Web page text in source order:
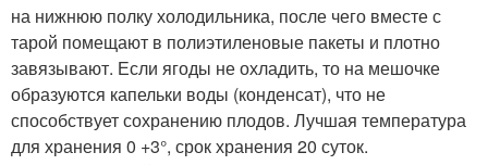
на нижнюю полку холодильника, после чего вместе с
тарой помещают в полиэтиленовые пакеты и плотно
завязывают. Если ягоды не охладить, то на мешочке
образуются капельки воды (конденсат), что не
способствует сохранению плодов. Лучшая температура
для хранения 0 +3°, срок хранения 20 суток.